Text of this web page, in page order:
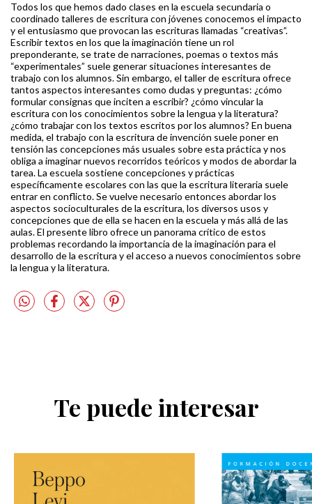
Todos los que hemos dado clases en la escuela secundaria o
coordinado talleres de escritura con jóvenes conocemos el impacto
y el entusiasmo que provocan las escrituras llamadas “creativas”.
Escribir textos en los que la imaginación tiene un rol
preponderante, se trate de narraciones, poemas o textos más
“experimentales” suele generar situaciones interesantes de
trabajo con los alumnos. Sin embargo, el taller de escritura ofrece
tantos aspectos interesantes como dudas y preguntas: ¿cómo
formular consignas que inciten a escribir? ¿cómo vincular la
escritura con los conocimientos sobre la lengua y la literatura?
¿cómo trabajar con los textos escritos por los alumnos? En buena
medida, el trabajo con la escritura de invención suele poner en
tensión las concepciones más usuales sobre esta práctica y nos
obliga a imaginar nuevos recorridos teóricos y modos de abordar la
tarea. La escuela sostiene concepciones y prácticas
específicamente escolares con las que la escritura literaria suele
entrar en conflicto. Se vuelve necesario entonces abordar los
aspectos socioculturales de la escritura, los diversos usos y
concepciones que de ella se hacen en la escuela y más allá de las
aulas. El presente libro ofrece un panorama crítico de estos
problemas recordando la importancia de la imaginación para el
desarrollo de la escritura y el acceso a nuevos conocimientos sobre
la lengua y la literatura.
Te puede interesar